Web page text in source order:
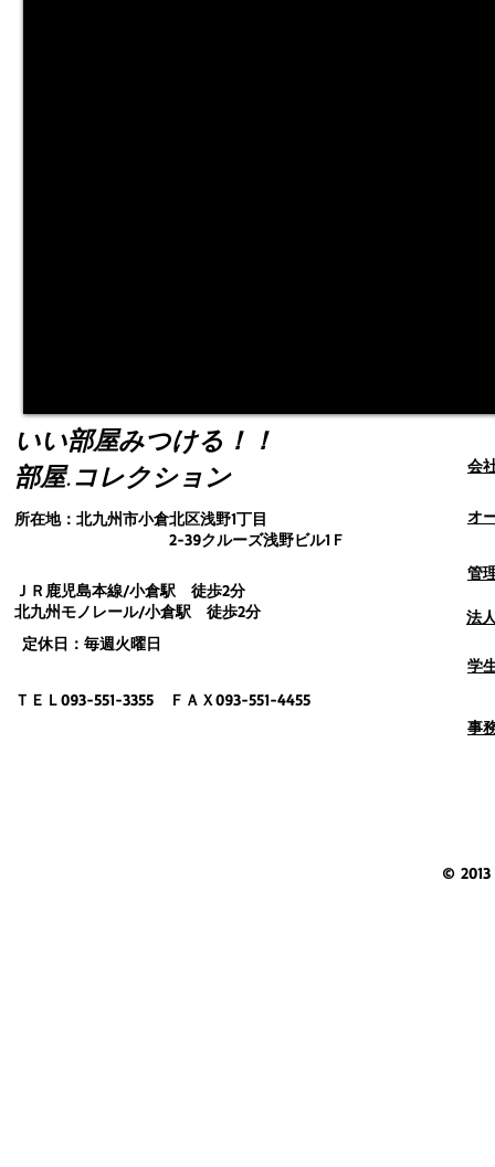
いい部屋みつける！！
部屋.コレクション
所在地：北九州市小倉北区浅野1丁目
2-39クルーズ浅野ビル1Ｆ
ＪＲ鹿児島本線/小倉駅 徒歩2分
北九州モノレール/小倉駅 徒歩2分
定休日：毎週火曜日
ＴＥＬ093-551-3355 ＦＡＸ093-551-4455
会
オ
管
法
学
事
© 2013